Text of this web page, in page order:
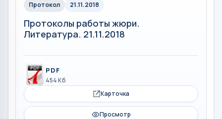
Протокол 21.11.2018
Протоколы работы жюри.
Литература. 21.11.2018
PDF
454 Кб
Карточка
Просмотр